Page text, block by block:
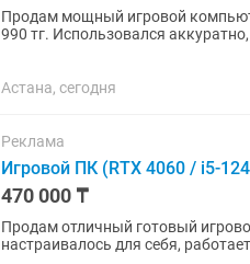
Продам мощный игровой
990 тг. Использовался
Астана, сегодня
Реклама
Игровой ПК (RTX 4060 / i5-
470 000 ₸
Продам отличный готовый
настраивалось для себя,